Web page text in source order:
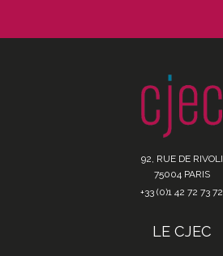
92, RUE DE RIVOLI
75004 PARIS
+33 (0)1 42 72 73 72
LE CJEC